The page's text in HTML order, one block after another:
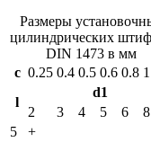
Размеры
цилиндрических
DIN 1473 в мм
c 0.25 0.4 0.5 0.6 0.8 1
l
d1
2
3 4 5 6 8
5
+